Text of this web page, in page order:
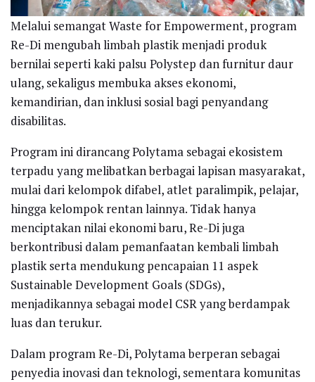
Melalui semangat Waste for Empowerment, program
Re-Di mengubah limbah plastik menjadi produk
bernilai seperti kaki palsu Polystep dan furnitur daur
ulang, sekaligus membuka akses ekonomi,
kemandirian, dan inklusi sosial bagi penyandang
disabilitas.
Program ini dirancang Polytama sebagai ekosistem
terpadu yang melibatkan berbagai lapisan masyarakat,
mulai dari kelompok difabel, atlet paralimpik, pelajar,
hingga kelompok rentan lainnya. Tidak hanya
menciptakan nilai ekonomi baru, Re-Di juga
berkontribusi dalam pemanfaatan kembali limbah
plastik serta mendukung pencapaian 11 aspek
Sustainable Development Goals (SDGs),
menjadikannya sebagai model CSR yang berdampak
luas dan terukur.
Dalam program Re-Di, Polytama berperan sebagai
penyedia inovasi dan teknologi, sementara komunitas